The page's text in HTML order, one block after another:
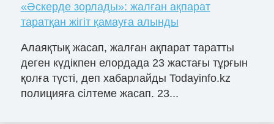
«Әскерде зорлады»: жалған ақпарат
таратқан жігіт қамауға алынды
Алаяқтық жасап, жалған ақпарат таратты
деген күдікпен елордада 23 жастағы тұрғын
қолға түсті, деп хабарлайды Todayinfo.kz
полицияға сілтеме жасап. 23...